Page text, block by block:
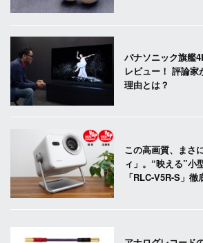
パナソニック旗艦
レビュー！ 評論家
理由とは？
この高画質、まさ
ィ」。“映える”小
「RLC-V5R-S」